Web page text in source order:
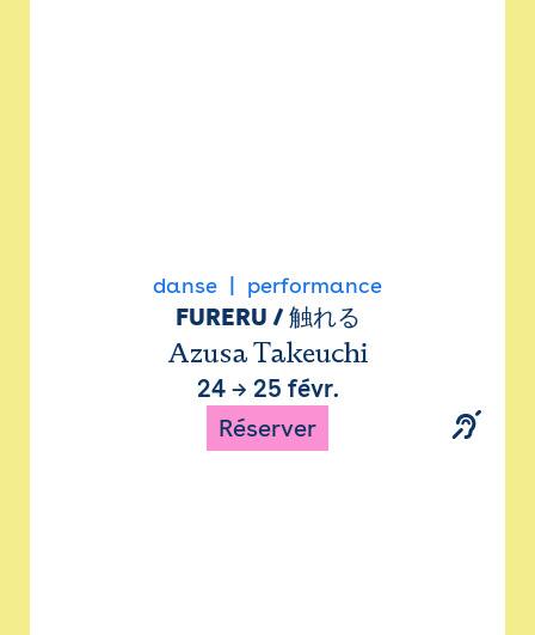
danse performance
FURERU / 触れる
Azusa Takeuchi
24→ 25 févr.
Réserver